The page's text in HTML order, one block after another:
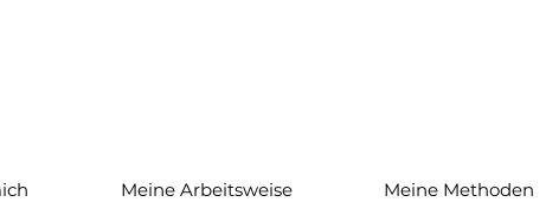
Meine Arbeitsweise Meine Methoden